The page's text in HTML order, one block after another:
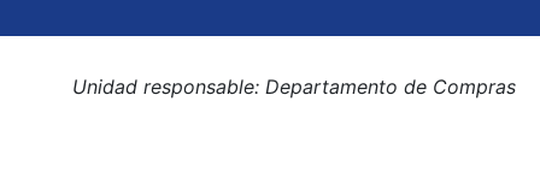
Unidad responsable: Departamento de Compras